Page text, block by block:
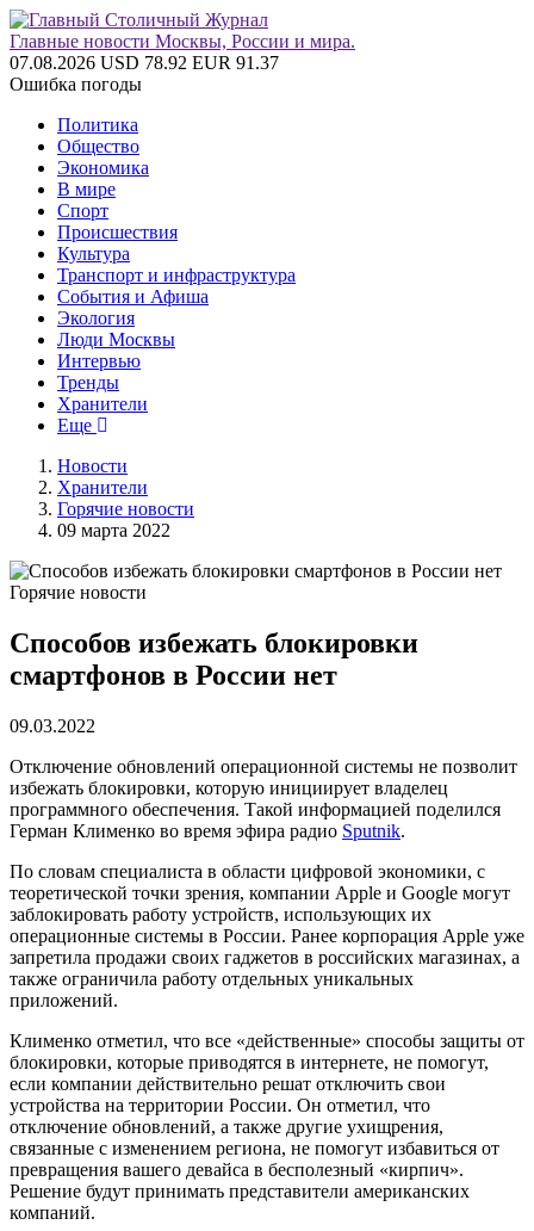
Главные новости Москвы, России и мира.
07.08.2026 USD 78.92 EUR 91.37
Ошибка погоды
Политика
Общество
Экономика
В мире
Спорт
Происшествия
Культура
Транспорт и инфраструктура
События и Афиша
Экология
Люди Москвы
Интервью
Тренды
Хранители
Еще
Новости
Хранители
Горячие новости
09 марта 2022
Горячие новости
Способов избежать блокировки
смартфонов в России нет
09.03.2022
Отключение обновлений операционной системы не позволит
избежать блокировки, которую инициирует владелец
программного обеспечения. Такой информацией поделился
Герман Клименко во время эфира радио Sputnik.
По словам специалиста в области цифровой экономики, с
теоретической точки зрения, компании Apple и Google могут
заблокировать работу устройств, использующих их
операционные системы в России. Ранее корпорация Apple уже
запретила продажи своих гаджетов в российских магазинах, а
также ограничила работу отдельных уникальных
приложений.
Клименко отметил, что все «действенные» способы защиты от
блокировки, которые приводятся в интернете, не помогут,
если компании действительно решат отключить свои
устройства на территории России. Он отметил, что
отключение обновлений, а также другие ухищрения,
связанные с изменением региона, не помогут избавиться от
превращения вашего девайса в бесполезный «кирпич».
Решение будут принимать представители американских
компаний.